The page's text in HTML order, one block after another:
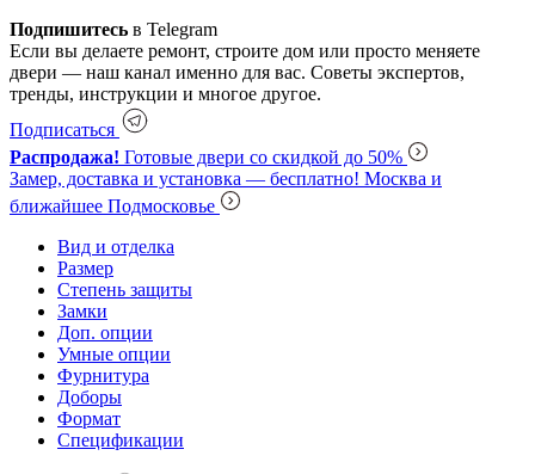
Подпишитесь в Telegram
Если вы делаете ремонт, строите дом или просто меняете
двери — наш канал именно для вас. Советы экспертов,
тренды, инструкции и многое другое.
Подписаться
Распродажа! Готовые двери со скидкой до 50%
Замер, доставка и установка — бесплатно! Москва и
ближайшее Подмосковье
Вид и отделка
Размер
Степень защиты
Замки
Доп. опции
Умные опции
Фурнитура
Доборы
Формат
Спецификации